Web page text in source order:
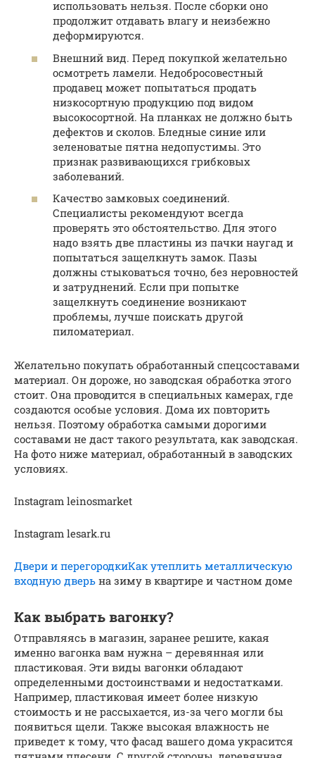
использовать нельзя. После сборки оно
продолжит отдавать влагу и неизбежно
деформируются.
Внешний вид. Перед покупкой желательно
осмотреть ламели. Недобросовестный
продавец может попытаться продать
низкосортную продукцию под видом
высокосортной. На планках не должно быть
дефектов и сколов. Бледные синие или
зеленоватые пятна недопустимы. Это
признак развивающихся грибковых
заболеваний.
Качество замковых соединений.
Специалисты рекомендуют всегда
проверять это обстоятельство. Для этого
надо взять две пластины из пачки наугад и
попытаться защелкнуть замок. Пазы
должны стыковаться точно, без неровностей
и затруднений. Если при попытке
защелкнуть соединение возникают
проблемы, лучше поискать другой
пиломатериал.
Желательно покупать обработанный спецсоставами
материал. Он дороже, но заводская обработка этого
стоит. Она проводится в специальных камерах, где
создаются особые условия. Дома их повторить
нельзя. Поэтому обработка самыми дорогими
составами не даст такого результата, как заводская.
На фото ниже материал, обработанный в заводских
условиях.
Instagram leinosmarket
Instagram lesark.ru
Двери и перегородкиКак утеплить металлическую
входную дверь на зиму в квартире и частном доме
Как выбрать вагонку?
Отправляясь в магазин, заранее решите, какая
именно вагонка вам нужна – деревянная или
пластиковая. Эти виды вагонки обладают
определенными достоинствами и недостатками.
Например, пластиковая имеет более низкую
стоимость и не рассыхается, из-за чего могли бы
появиться щели. Также высокая влажность не
приведет к тому, что фасад вашего дома украсится